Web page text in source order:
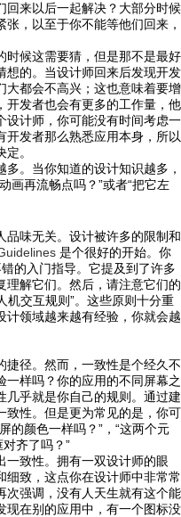
回来以后一起解决？大部分时候
，以至于你不能等他们回来，
时候这需要猜，但是那不是最好
想的。当设计师回来后发现开发
大都会不高兴；这也意味着要增
开发者也会有更多的工作量，他
设计师，你可能没有时间考虑一
发者那么熟悉应用本身，所以
。
。当你知道的设计知识越多，
画再流畅点吗？”或者“把它左
品味无关。设计被许多的限制和
是个很好的开始。你
的入门指导。它提及到了许多
理解它们。然后，请注意它们的
机交互规则”。这些原则十分重
计领域越来越有经验，你就会越
捷径。然而，一致性是个经久不
样吗？你的应用的不同屏幕之
几乎就是你自己的规则。通过建
致性。但是更为常见的是，你可
的颜色一样吗？”，“这两个元
齐了吗？”
一致性。拥有一双设计师的眼
细致，这点你在设计师中非常常
次强调，没有人天生就有这个能
现在别的应用中，有一个图标没